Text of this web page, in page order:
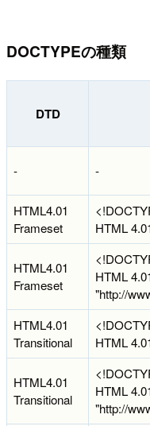
DOCTYPEの種類
DTD
- -
HTML4.01
Frameset
HTML
HTML4.01
Frameset
HTML
"http://
HTML4.01
Transitional
HTML
HTML4.01
Transitional
HTML
"http://